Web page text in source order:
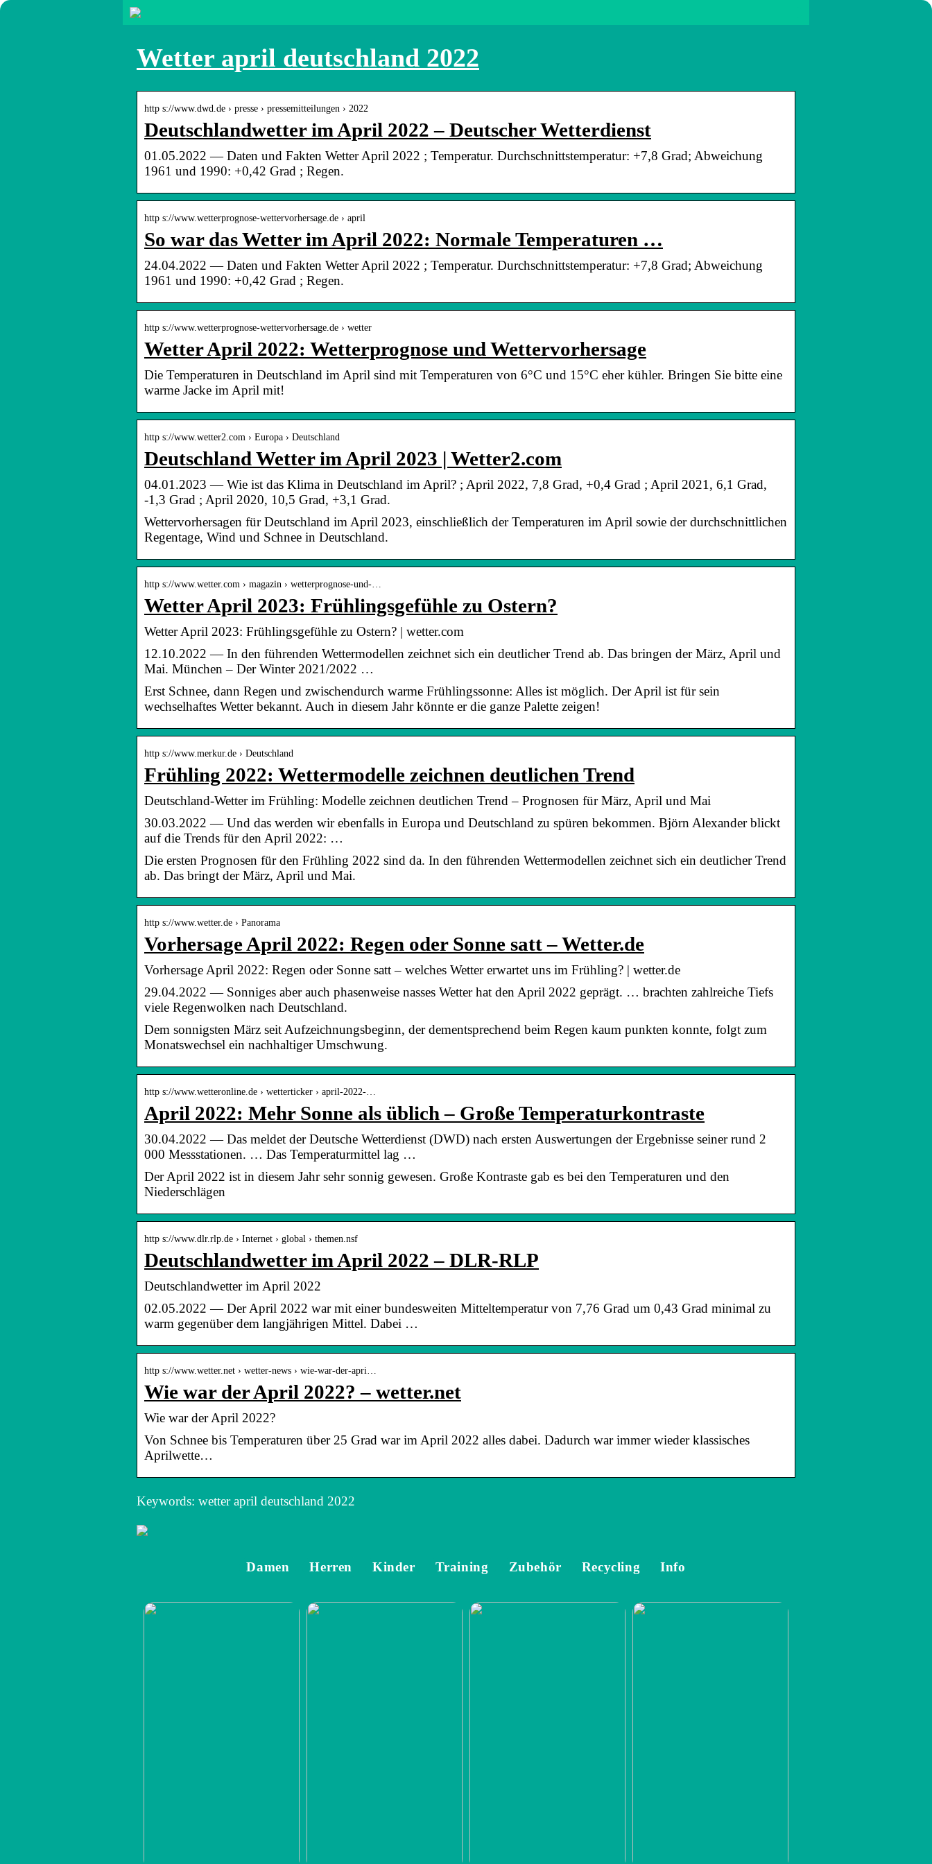
Wetter april deutschland 2022
http s://www.dwd.de › presse › pressemitteilungen › 2022
Deutschlandwetter im April 2022 – Deutscher Wetterdienst
01.05.2022 — Daten und Fakten Wetter April 2022 ; Temperatur. Durchschnittstemperatur: +7,8 Grad; Abweichung
1961 und 1990: +0,42 Grad ; Regen.
http s://www.wetterprognose-wettervorhersage.de › april
So war das Wetter im April 2022: Normale Temperaturen …
24.04.2022 — Daten und Fakten Wetter April 2022 ; Temperatur. Durchschnittstemperatur: +7,8 Grad; Abweichung
1961 und 1990: +0,42 Grad ; Regen.
http s://www.wetterprognose-wettervorhersage.de › wetter
Wetter April 2022: Wetterprognose und Wettervorhersage
Die Temperaturen in Deutschland im April sind mit Temperaturen von 6°C und 15°C eher kühler. Bringen Sie bitte eine
warme Jacke im April mit!
http s://www.wetter2.com › Europa › Deutschland
Deutschland Wetter im April 2023 | Wetter2.com
04.01.2023 — Wie ist das Klima in Deutschland im April? ; April 2022, 7,8 Grad, +0,4 Grad ; April 2021, 6,1 Grad,
-1,3 Grad ; April 2020, 10,5 Grad, +3,1 Grad.
Wettervorhersagen für Deutschland im April 2023, einschließlich der Temperaturen im April sowie der durchschnittlichen
Regentage, Wind und Schnee in Deutschland.
http s://www.wetter.com › magazin › wetterprognose-und-…
Wetter April 2023: Frühlingsgefühle zu Ostern?
Wetter April 2023: Frühlingsgefühle zu Ostern? | wetter.com
12.10.2022 — In den führenden Wettermodellen zeichnet sich ein deutlicher Trend ab. Das bringen der März, April und
Mai. München – Der Winter 2021/2022 …
Erst Schnee, dann Regen und zwischendurch warme Frühlingssonne: Alles ist möglich. Der April ist für sein
wechselhaftes Wetter bekannt. Auch in diesem Jahr könnte er die ganze Palette zeigen!
http s://www.merkur.de › Deutschland
Frühling 2022: Wettermodelle zeichnen deutlichen Trend
Deutschland-Wetter im Frühling: Modelle zeichnen deutlichen Trend – Prognosen für März, April und Mai
30.03.2022 — Und das werden wir ebenfalls in Europa und Deutschland zu spüren bekommen. Björn Alexander blickt
auf die Trends für den April 2022: …
Die ersten Prognosen für den Frühling 2022 sind da. In den führenden Wettermodellen zeichnet sich ein deutlicher Trend
ab. Das bringt der März, April und Mai.
http s://www.wetter.de › Panorama
Vorhersage April 2022: Regen oder Sonne satt – Wetter.de
Vorhersage April 2022: Regen oder Sonne satt – welches Wetter erwartet uns im Frühling? | wetter.de
29.04.2022 — Sonniges aber auch phasenweise nasses Wetter hat den April 2022 geprägt. … brachten zahlreiche Tiefs
viele Regenwolken nach Deutschland.
Dem sonnigsten März seit Aufzeichnungsbeginn, der dementsprechend beim Regen kaum punkten konnte, folgt zum
Monatswechsel ein nachhaltiger Umschwung.
http s://www.wetteronline.de › wetterticker › april-2022-…
April 2022: Mehr Sonne als üblich – Große Temperaturkontraste
30.04.2022 — Das meldet der Deutsche Wetterdienst (DWD) nach ersten Auswertungen der Ergebnisse seiner rund 2
000 Messstationen. … Das Temperaturmittel lag …
Der April 2022 ist in diesem Jahr sehr sonnig gewesen. Große Kontraste gab es bei den Temperaturen und den
Niederschlägen
http s://www.dlr.rlp.de › Internet › global › themen.nsf
Deutschlandwetter im April 2022 – DLR-RLP
Deutschlandwetter im April 2022
02.05.2022 — Der April 2022 war mit einer bundesweiten Mitteltemperatur von 7,76 Grad um 0,43 Grad minimal zu
warm gegenüber dem langjährigen Mittel. Dabei …
http s://www.wetter.net › wetter-news › wie-war-der-apri…
Wie war der April 2022? – wetter.net
Wie war der April 2022?
Von Schnee bis Temperaturen über 25 Grad war im April 2022 alles dabei. Dadurch war immer wieder klassisches
Aprilwette…
Keywords: wetter april deutschland 2022
Damen Herren Kinder Training Zubehör Recycling Info